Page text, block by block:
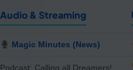
Audio & Streaming
Magic Minutes (News)
Podcast: Calling all Dreamers!